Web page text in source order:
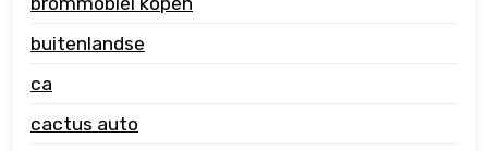
buitenlandse
ca
cactus auto